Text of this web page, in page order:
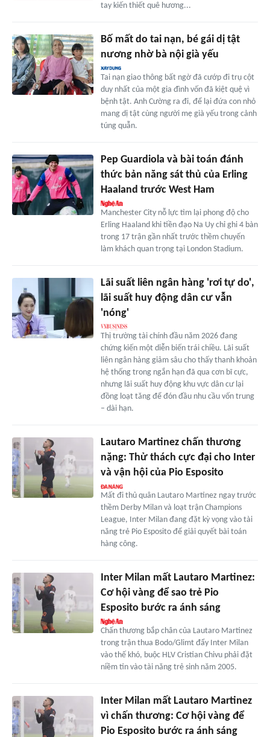
tay kiến thiết quê hương...
Bố mất do tai nạn, bé gái dị tật
nương nhờ bà nội già yếu
Tai nạn giao thông bất ngờ đã cướp đi trụ cột
duy nhất của một gia đình vốn đã kiệt quệ vì
bệnh tật. Anh Cường ra đi, để lại đứa con nhỏ
mang dị tật cùng người mẹ già yếu trong cảnh
túng quẫn.
Pep Guardiola và bài toán đánh
thức bản năng sát thủ của Erling
Haaland trước West Ham
Manchester City nỗ lực tìm lại phong độ cho
Erling Haaland khi tiền đạo Na Uy chỉ ghi 4 bàn
trong 17 trận gần nhất trước thềm chuyến
làm khách quan trọng tại London Stadium.
Lãi suất liên ngân hàng 'rơi tự do',
lãi suất huy động dân cư vẫn
'nóng'
Thị trường tài chính đầu năm 2026 đang
chứng kiến một diễn biến trái chiều. Lãi suất
liên ngân hàng giảm sâu cho thấy thanh khoản
hệ thống trong ngắn hạn đã qua cơn bĩ cực,
nhưng lãi suất huy động khu vực dân cư lại
đồng loạt tăng để đón đầu nhu cầu vốn trung
– dài hạn.
Lautaro Martinez chấn thương
nặng: Thử thách cực đại cho Inter
và vận hội của Pio Esposito
Mất đi thủ quân Lautaro Martinez ngay trước
thềm Derby Milan và loạt trận Champions
League, Inter Milan đang đặt kỳ vọng vào tài
năng trẻ Pio Esposito để giải quyết bài toán
hàng công.
Inter Milan mất Lautaro Martinez:
Cơ hội vàng để sao trẻ Pio
Esposito bước ra ánh sáng
Chấn thương bắp chân của Lautaro Martinez
trong trận thua Bodo/Glimt đẩy Inter Milan
vào thế khó, buộc HLV Cristian Chivu phải đặt
niềm tin vào tài năng trẻ sinh năm 2005.
Inter Milan mất Lautaro Martinez
vì chấn thương: Cơ hội vàng để
Pio Esposito bước ra ánh sáng